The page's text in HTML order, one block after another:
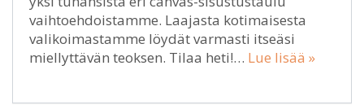
vaihtoehdoistamme. Laajasta kotimaisesta
valikoimastamme löydät varmasti itseäsi
miellyttävän teoksen. Tilaa heti!… Lue lisää »